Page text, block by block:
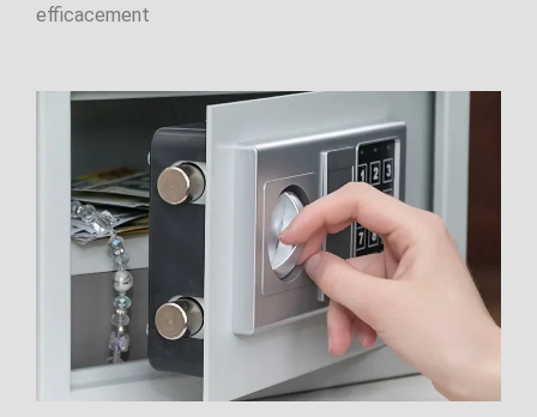
efficacement